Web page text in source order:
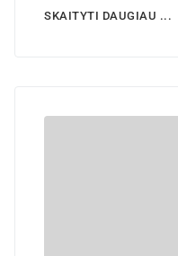
SKAITYTI DAUGIAU ...